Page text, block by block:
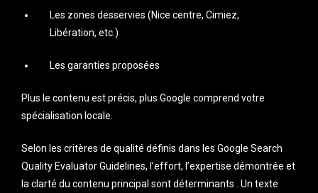
Les zones desservies (Nice centre, Cimiez,
Libération, etc.)
Les garanties proposées
Plus le contenu est précis, plus Google comprend votre
spécialisation locale.
Selon les critères de qualité définis dans les Google Search
Quality Evaluator Guidelines, l’effort, l’expertise démontrée et
la clarté du contenu principal sont déterminants . Un texte